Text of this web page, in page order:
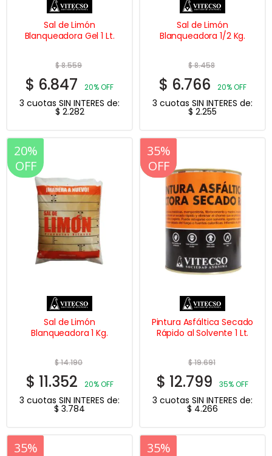
Sal de Limón
Blanqueadora Gel 1 Lt.
$8.559
$ 6.847 20% OFF
3 cuotas SIN INTERES de:
$ 2.282
Sal de Limón
Blanqueadora 1/2 Kg.
$8.458
$ 6.766 20% OFF
3 cuotas SIN INTERES de:
$ 2.255
20%
OFF
Sal de Limón
Blanqueadora 1 Kg.
$14.190
$ 11.352 20% OFF
3 cuotas SIN INTERES de:
$ 3.784
20%
OFF
35%
OFF
Pintura Asfáltica Secado
Rápido al Solvente 1 Lt.
$19.691
$ 12.799 35% OFF
3 cuotas SIN INTERES de:
$ 4.266
20%
35%
20%
35%